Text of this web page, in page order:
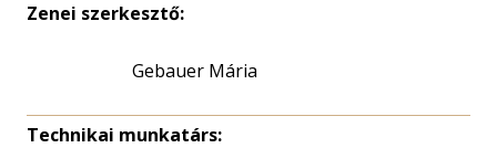
Zenei szerkesztő:
Gebauer Mária
Technikai munkatárs: